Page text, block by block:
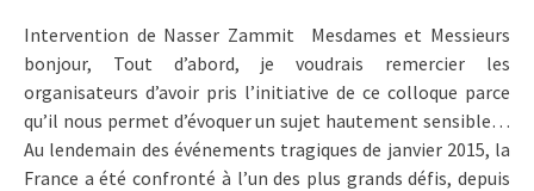
Intervention de Nasser Zammit Mesdames et Messieurs
bonjour, Tout d’abord, je voudrais remercier les
organisateurs d’avoir pris l’initiative de ce colloque parce
qu’il nous permet d’évoquer un sujet hautement sensible…
Au lendemain des événements tragiques de janvier 2015, la
France a été confronté à l’un des plus grands défis, depuis